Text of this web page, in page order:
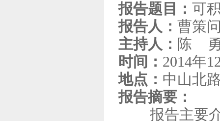
报告题目： 可
报告人： 曹策
主持人： 陈
时间： 2014年
地点： 中山北
报告摘要：
报告主要介